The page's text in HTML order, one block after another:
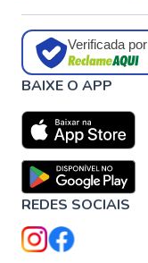
Verificada por
BAIXE O APP
REDES SOCIAIS